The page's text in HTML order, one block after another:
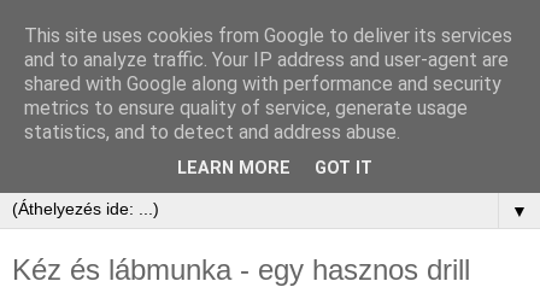
▼
Kéz és lábmunka - egy hasznos drill
This site uses cookies from Google to deliver its services
and to analyze traffic. Your IP address and user-agent are
shared with Google along with performance and security
metrics to ensure quality of service, generate usage
statistics, and to detect and address abuse.
LEARN MORE GOT IT